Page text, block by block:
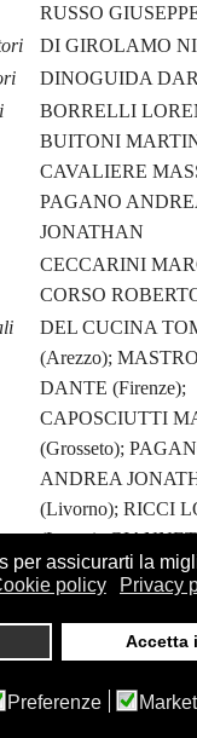
per assicurarti la
policy Privacy
Accetta
Preferenze
RUSSO
DI GIROLAMO
DINOGUIDA
BORRELLI
BUITONI
CAVALIERE
PAGANO
JONATHAN
CECCARINI
CORSO
DEL CUCINA
(Arezzo);
DANTE (Firenze);
CAPOSCIUTTI
(Grosseto);
ANDREA
(Livorno); RICCI
(Lucca);
ADRIANO (Massa
SCIGLIANO
DINI
(Pistoia); DE
SIMONE (Prato);